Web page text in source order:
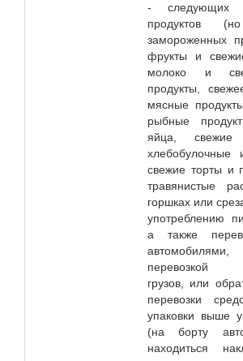
- следующих
продуктов
замороженных
фрукты и
молоко и
продукты,
мясные
рыбные
яйца, свежие
хлебобулочные
свежие торты и
травянистые
горшках или
употреблению
а также
перевозкой
грузов, или
перевозки
упаковки выше
(на борту
находиться